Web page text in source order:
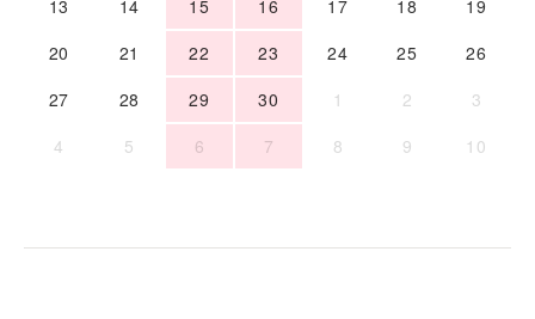
13
14 15 16 17 18
19
20
21 22 23 24 25
26
27
28 29 30 1 2
3
4
5 6 7 8 9 10